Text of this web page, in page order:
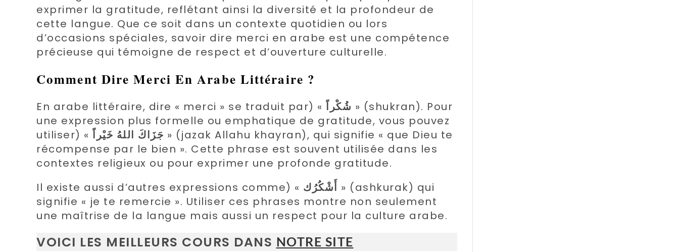
exprimer la gratitude, reflétant ainsi la diversité et la profondeur de
cette langue. Que ce soit dans un contexte quotidien ou lors
d’occasions spéciales, savoir dire merci en arabe est une compétence
précieuse qui témoigne de respect et d’ouverture culturelle.
Comment Dire Merci En Arabe Littéraire ?
En arabe littéraire, dire « merci » se traduit par) « شُكْراً » (shukran). Pour
une expression plus formelle ou emphatique de gratitude, vous pouvez
utiliser) « جَزَاكَ اللهُ خَيْراً » (jazak Allahu khayran), qui signifie « que Dieu te
récompense par le bien ». Cette phrase est souvent utilisée dans les
contextes religieux ou pour exprimer une profonde gratitude.
Il existe aussi d’autres expressions comme) « أَشْكُرُك » (ashkurak) qui
signifie « je te remercie ». Utiliser ces phrases montre non seulement
une maîtrise de la langue mais aussi un respect pour la culture arabe.
VOICI LES MEILLEURS COURS DANS NOTRE SITE